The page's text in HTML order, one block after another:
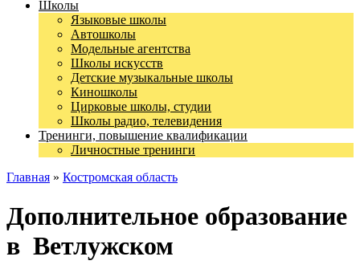
Школы
Языковые школы
Автошколы
Модельные агентства
Школы искусств
Детские музыкальные школы
Киношколы
Цирковые школы, студии
Школы радио, телевидения
Тренинги, повышение квалификации
Личностные тренинги
Главная » Костромская область
Дополнительное образование
в Ветлужском